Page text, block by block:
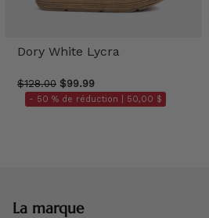
Dory White Lycra
$128.00 $99.99
- 50 % de réduction | 50,00 $
La marque